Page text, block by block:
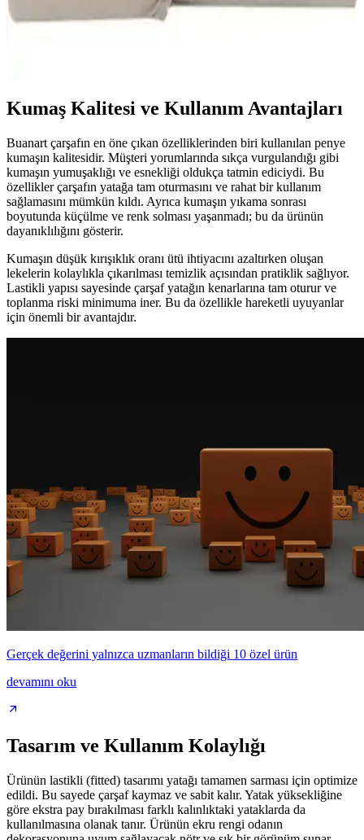
Kumaş Kalitesi ve Kullanım Avantajları
Buanart çarşafın en öne çıkan özelliklerinden biri kullanılan penye
kumaşın kalitesidir. Müşteri yorumlarında sıkça vurgulandığı gibi
kumaşın yumuşaklığı ve esnekliği oldukça tatmin ediciydi. Bu
özellikler çarşafın yatağa tam oturmasını ve rahat bir kullanım
sağlamasını mümkün kıldı. Ayrıca kumaşın yıkama sonrası
boyutunda küçülme ve renk solması yaşanmadı; bu da ürünün
dayanıklılığını gösterir.
Kumaşın düşük kırışıklık oranı ütü ihtiyacını azaltırken oluşan
lekelerin kolaylıkla çıkarılması temizlik açısından pratiklik sağlıyor.
Lastikli yapısı sayesinde çarşaf yatağın kenarlarına tam oturur ve
toplanma riski minimuma iner. Bu da özellikle hareketli uyuyanlar
için önemli bir avantajdır.
Gerçek değerini yalnızca uzmanların bildiği 10 özel ürün
devamını oku
Tasarım ve Kullanım Kolaylığı
Ürünün lastikli (fitted) tasarımı yatağı tamamen sarması için optimize
edildi. Bu sayede çarşaf kaymaz ve sabit kalır. Yatak yüksekliğine
göre ekstra pay bırakılması farklı kalınlıktaki yataklarda da
kullanılmasına olanak tanır. Ürünün ekru rengi odanın